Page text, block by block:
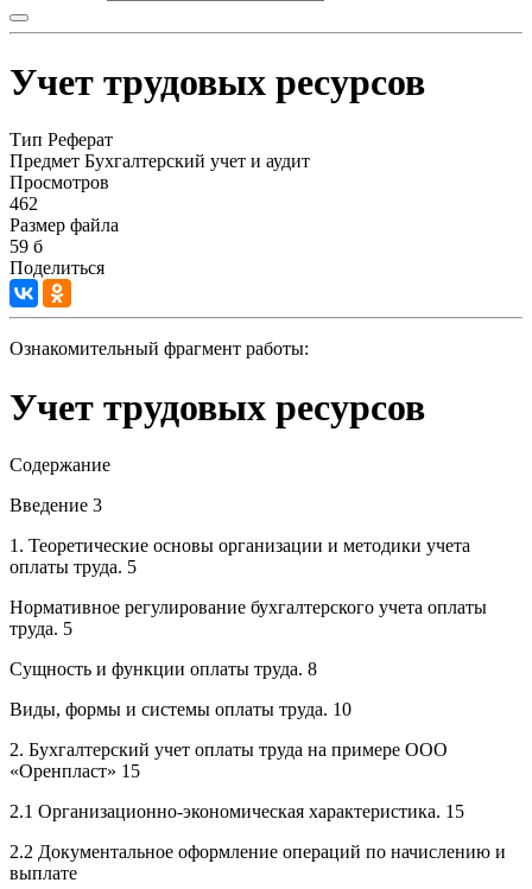
Учет трудовых ресурсов
Тип Реферат
Предмет Бухгалтерский учет и аудит
Просмотров
462
Размер файла
59 б
Поделиться
Ознакомительный фрагмент работы:
Учет трудовых ресурсов
Содержание
Введение 3
1. Теоретические основы организации и методики учета
оплаты труда. 5
Нормативное регулирование бухгалтерского учета оплаты
труда. 5
Сущность и функции оплаты труда. 8
Виды, формы и системы оплаты труда. 10
2. Бухгалтерский учет оплаты труда на примере ООО
«Оренпласт» 15
2.1 Организационно-экономическая характеристика. 15
2.2 Документальное оформление операций по начислению и
выплате